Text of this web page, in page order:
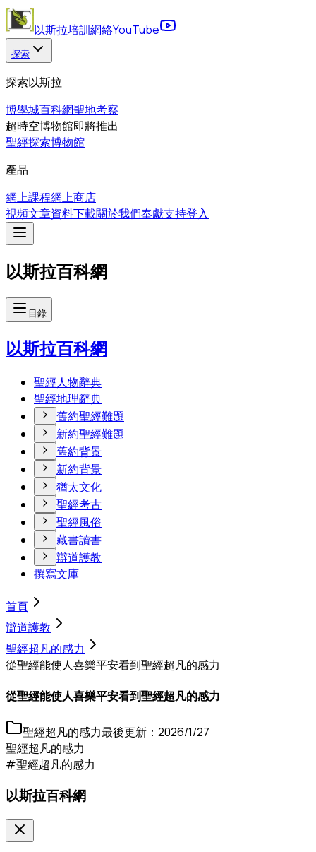
以斯拉培訓網絡YouTube
探索
探索以斯拉
博學城百科網聖地考察
超時空博物館即將推出
聖經探索博物館
產品
網上課程網上商店
視頻文章資料下載關於我們奉獻支持登入
以斯拉百科網
目錄
以斯拉百科網
聖經人物辭典
聖經地理辭典
舊約聖經難題
新約聖經難題
舊約背景
新約背景
猶太文化
聖經考古
聖經風俗
藏書讀書
辯道護教
撰寫文庫
首頁
辯道護教
聖經超凡的感力
從聖經能使人喜樂平安看到聖經超凡的感力
從聖經能使人喜樂平安看到聖經超凡的感力
聖經超凡的感力最後更新： 2026/1/27
聖經超凡的感力
#聖經超凡的感力
以斯拉百科網